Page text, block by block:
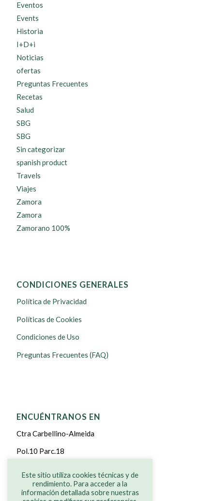
Eventos
Events
Historia
I+D+i
Noticias
ofertas
Preguntas Frecuentes
Recetas
Salud
SBG
SBG
Sin categorizar
spanish product
Travels
Viajes
Zamora
Zamora
Zamorano 100%
CONDICIONES GENERALES
Política de Privacidad
Políticas de Cookies
Condiciones de Uso
Preguntas Frecuentes (FAQ)
ENCUÉNTRANOS EN
Ctra Carbellino-Almeida
Pol.10 Parc.18
ZAMORA
Este sitio utiliza cookies técnicas y de
rendimiento. Para acceder a la
información detallada sobre nuestras